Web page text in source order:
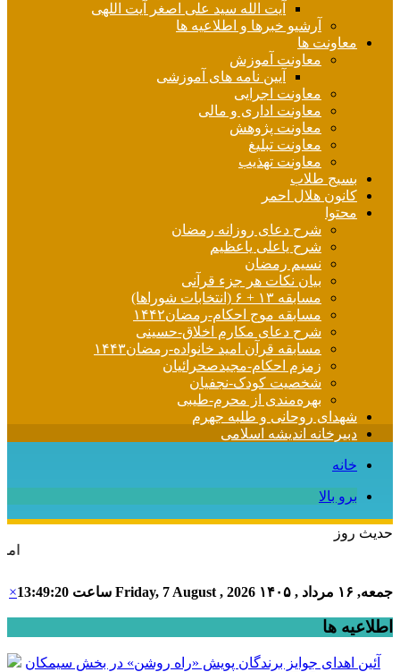
آیت الله سید علی اصغر آیت اللهی
آرشیو خبرها و اطلاعیه ها
معاونت ها
معاونت آموزش
آیین نامه های آموزشی
معاونت اجرایی
معاونت اداری و مالی
معاونت پژوهش
معاونت تبلیغ
معاونت تهذیب
بسیج طلاب
کانون هلال احمر
محتوا
شرح دعای روزانه رمضان
شرح یاعلی یاعظیم
نسیم رمضان
بیان نکات هر جزء قرآنی
مسابقه ۱۳ + ۶ (انتخابات شوراها)
مسابقه موج احکام-رمضان۱۴۴۲
شرح دعای مکارم اخلاق-حسینی
مسابقه قرآن امید خانواده-رمضان۱۴۴۳
زمزم احکام-مجیدصحرائیان
شخصیت کودک-نجفیان
بهره‌مندی از محرم-طیبی
شهدای روحانی و طلبه جهرم
دبیرخانه اندیشه اسلامی
خانه
برو بالا
حدیث روز
امام علی (ع) می
جمعه, ۱۶ مرداد , ۱۴۰۵ Friday, 7 August , 2026 ساعت 13:49:20
×
اطلاعیه ها
آئین اهدای جوایز برندگان پویش «راه روشن» در بخش سیمکان